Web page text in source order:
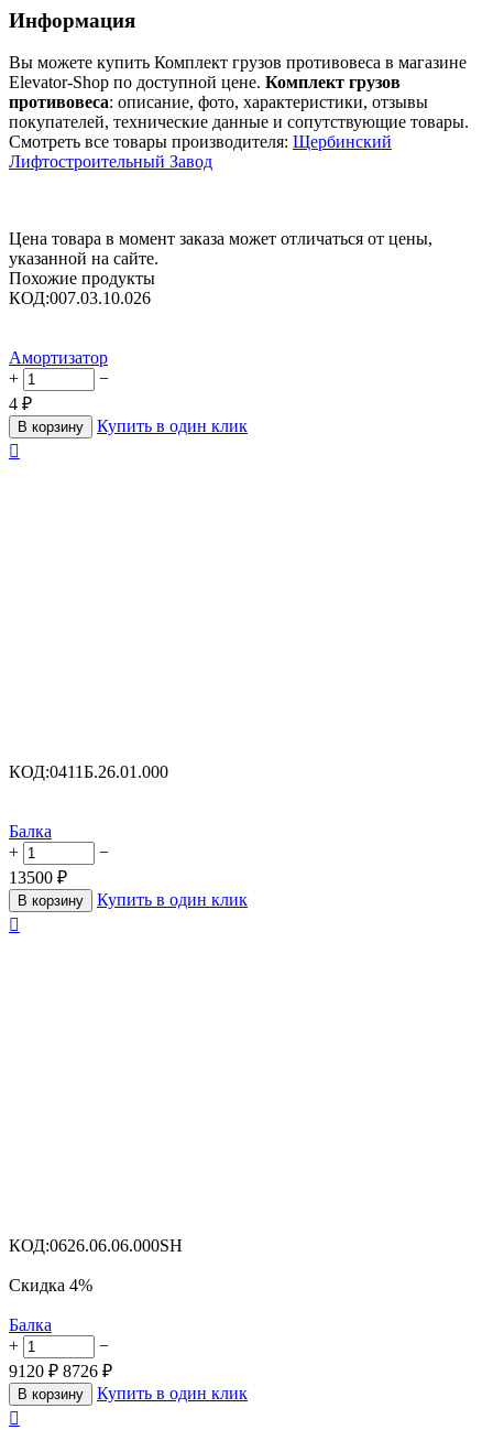
Информация
Вы можете купить Комплект грузов противовеса в магазине
Elevator-Shop по доступной цене. Комплект грузов
противовеса: описание, фото, характеристики, отзывы
покупателей, технические данные и сопутствующие товары.
Смотреть все товары производителя: Щербинский
Лифтостроительный Завод
Цена товара в момент заказа может отличаться от цены,
указанной на сайте.
Похожие продукты
КОД:007.03.10.026
Амортизатор
+
−
4 ₽
В корзину
Купить в один клик

КОД:0411Б.26.01.000
Балка
+
−
13500 ₽
В корзину
Купить в один клик

КОД:0626.06.06.000SH
Скидка 4%
Балка
+
−
9120 ₽ 8726 ₽
В корзину
Купить в один клик
